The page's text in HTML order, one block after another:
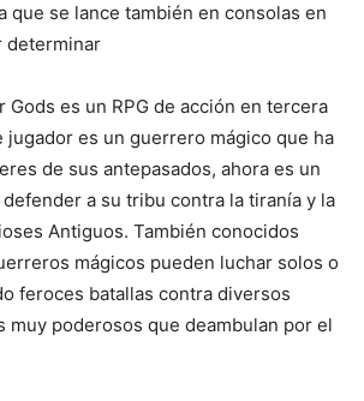
que se lance también en consolas en
determinar
Gods es un RPG de acción en tercera
jugador es un guerrero mágico que ha
de sus antepasados, ahora es un
a su tribu contra la tiranía y la
Antiguos. También conocidos
mágicos pueden luchar solos o
feroces batallas contra diversos
muy poderosos que deambulan por el